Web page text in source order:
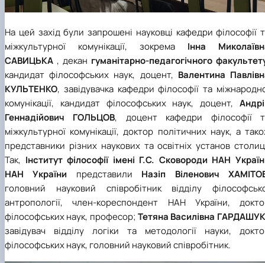
На цей захід були запрошені науковці кафедри філософії
міжкультурної комунікації, зокрема Інна
САВИЦЬКА , декан гуманітарно-педагогічного
кандидат філософських наук, доцент, Валентина
КУЛЬТЕНКО, завідувачка кафедри філософії та
комунікації, кандидат філософських наук, доцент,
Геннадійович ГОЛЬЦОВ, доцент кафедри філософії
міжкультурної комунікації, доктор політичних наук, а
представники різних наукових та освітніх установ
Так, Інститут філософії імені Г.С. Сковороди НАН
НАН України представили Назіп Віленович
головний науковий співробітник відділу
антропології, член-кореспондент НАН України,
філософських наук, професор; Тетяна Василівна
завідувач відділу логіки та методології науки,
філософських наук, головний науковий співробітник.